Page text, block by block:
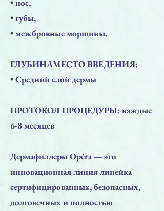
• нос,
• губы,
• межбровные морщины.
ГЛУБИНАМЕСТО ВВЕДЕНИЯ:
• Средний слой дермы
ПРОТОКОЛ ПРОЦЕДУРЫ: каждые
6-8 месяцев
Дермафиллеры Opéra — это
инновационная линия линейка
сертифицированных, безопасных,
долговечных и полностью